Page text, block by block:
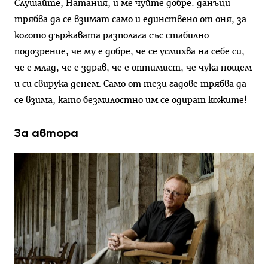
Слушайте, Натания, и ме чуйте добре: данъци
трябва да се взимат само и единствено от оня, за
когото държавата разполага със стабилно
подозрение, че му е добре, че се усмихва на себе си,
че е млад, че е здрав, че е оптимист, че чука нощем
и си свирука денем. Само от тези гадове трябва да
се взима, като безмилостно им се одират кожите!
За автора